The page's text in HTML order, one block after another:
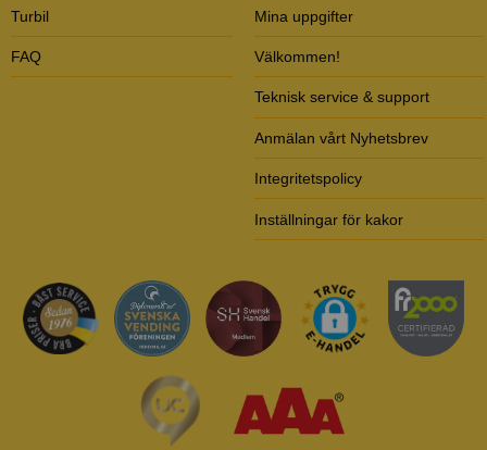
Turbil
FAQ
Mina uppgifter
Välkommen!
Teknisk service & support
Anmälan vårt Nyhetsbrev
Integritetspolicy
Inställningar för kakor